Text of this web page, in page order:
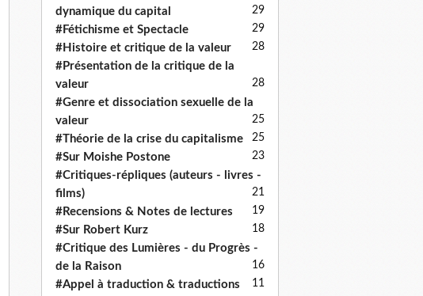
dynamique du capital
29
#Fétichisme et Spectacle 29
#Histoire et critique de la valeur 28
#Présentation de la critique de la
valeur
28
#Genre et dissociation sexuelle de la
valeur
25
#Théorie de la crise du capitalisme 25
#Sur Moishe Postone 23
#Critiques-répliques (auteurs - livres -
films)
21
#Recensions & Notes de lectures 19
#Sur Robert Kurz 18
#Critique des Lumières - du Progrès -
de la Raison
16
#Appel à traduction & traductions 11